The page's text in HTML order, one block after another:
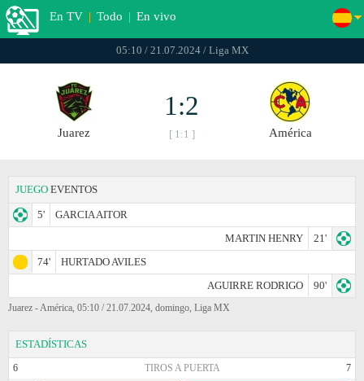
En TV | Todo | En vivo
05:10 / 21.07.2024 / Liga MX
Juаrez
1:2
[ 1:1 ] América
JUEGO EVENTOS
5'
GARCIA AITOR
MARTIN HENRY
21'
74'
HURTADO AVILES
AGUIRRE RODRIGO
90'
Juаrez - América, 05:10 / 21.07.2024, domingo, Liga MX
ESTADÍSTICAS
6 TIROS A PUERTA 7